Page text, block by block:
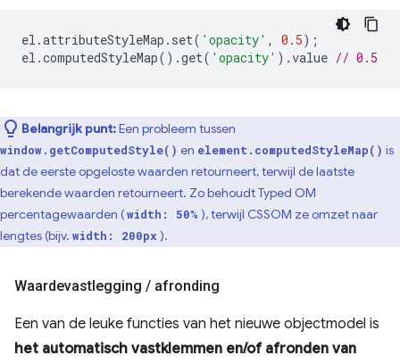
el .attributeStyleMap . set( 'opacity' , 0.5);
el .computedStyleMap().get( 'opacity' ).value // 0.5
Belangrijk punt:Een probleem tussen
window.getComputedStyle() en element.computedStyleMap() is
dat de eerste opgeloste waarden retourneert, terwijl de laatste
berekende waarden retourneert. Zo behoudt Typed OM
percentagewaarden (width: 50% ), terwijl CSSOM ze omzet naar
lengtes (bijv. width: 200px ).
Waardevastlegging / afronding
Een van de leuke functies van het nieuwe objectmodel is
het automatisch vastklemmen en/of afronden van